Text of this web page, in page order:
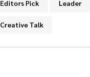
Editors Pick Leader
Creative Talk